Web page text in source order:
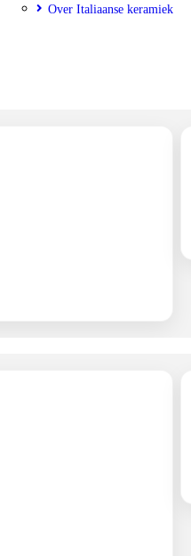
Over Italiaanse keramiek